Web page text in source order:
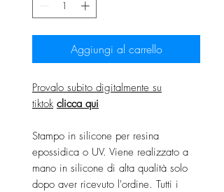
Aggiungi al carrello
Provalo subito digitalmente su
tiktok clicca qui
Stampo in silicone per resina
epossidica o UV. Viene realizzato a
mano in silicone di alta qualità solo
dopo aver ricevuto l'ordine. Tutti i